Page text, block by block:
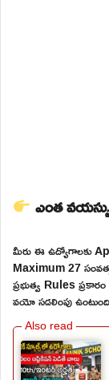
ఎంత
మీరు ఈ ఉద్యోగాలకు
Maximum 27
ప్రభుత్వ Rules
వయో సడలింపు